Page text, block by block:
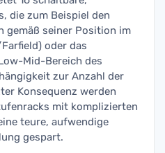
die zum Beispiel den
gemäß seiner Position im
oder das
Mid-Bereich des
zur Anzahl der
Konsequenz werden
mit komplizierten
teure, aufwendige
gespart.